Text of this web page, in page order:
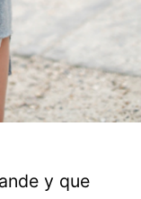
y que